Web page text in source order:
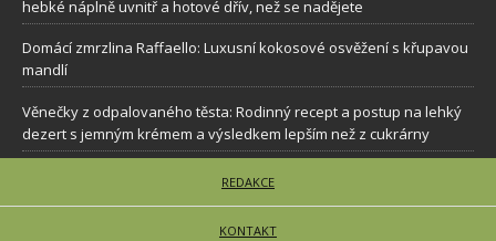
hebké náplně uvnitř a hotové dřív, než se nadějete
Domácí zmrzlina Raffaello: Luxusní kokosové osvěžení s křupavou
mandlí
Věnečky z odpalovaného těsta: Rodinný recept a postup na lehký
dezert s jemným krémem a výsledkem lepším než z cukrárny
REDAKCE
KONTAKT